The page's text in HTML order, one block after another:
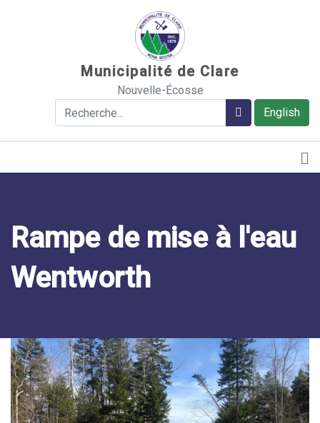
Municipalité de Clare
Nouvelle-Écosse
English
Rechercher Rechercher
Rampe de mise à l'eau
Wentworth